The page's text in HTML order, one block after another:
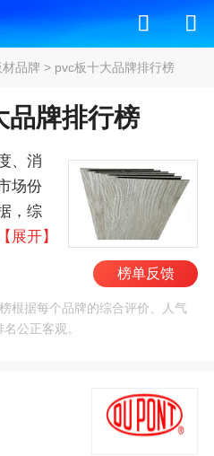
材品牌 > pvc板十大品牌排行榜
品牌排行榜
、消
场份
，综
pvc板
名
、伟星
致力
板什
展开】
榜单反馈
根据每个品牌的综合评价、人气
公正客观。